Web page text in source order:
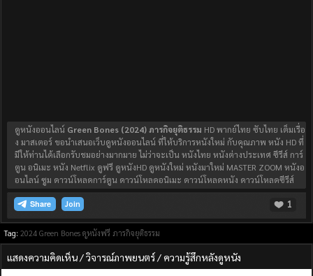
ดูหนังออนไลน์ Green Bones (2024) ภารกิจยุติธรรม HD พากย์ไทย ซับไทย เต็มเรื่อ
ง มาสเตอร์ ขอนำเสนอเว็บดูหนังออนไลน์ ที่ให้บริการหนังใหม่ กับคุณภาพ หนัง HD ที่
มีให้ท่านได้เลือกรับชมอย่างมากมาย ไม่ว่าจะเป็น หนังไทย หนังต่างประเทศ ซีรีส์ การ์
ตูน อนิเมะ หนัง Netflix ดูฟรี ดูหนังHD ดูหนังใหม่ หนังมาใหม่ MASTER ZOOM หนังอ
อนไลน์ ซูม ดาวน์โหลดการ์ตูน ดาวน์โหลดอนิเมะ ดาวน์โหลดหนัง ดาวน์โหลดซีรีส์
Join 1
Tag: 2024 Green Bones ดูหนังฟรี ภารกิจยุติธรรม
แสดงความคิดเห็น / วิจารณ์ภาพยนตร์ / ความรู้สึกหลังดูหนัง